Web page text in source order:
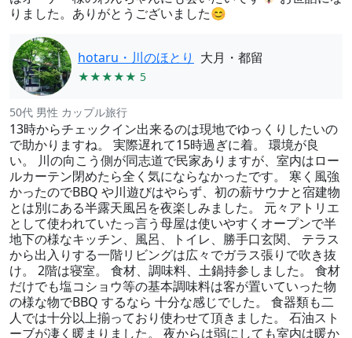
りました。ありがとうございました😊
hotaru・川のほとり 大月・都留
★★★★★ 5
50代 男性 カップル旅行
13時からチェックイン出来るのは現地でゆっくりしたいの
で助かりますね。 実際遅れて15時過ぎに着。 環境が良
い。 川の向こう側が同志道で民家ありますが、室内はロー
ルカーテン閉めたら全く気にならなかったです。 寒く風強
かったのでBBQ や川遊びはやらず、初の薪サウナと宿建物
とは別にある半露天風呂を夜楽しみました。 元々アトリエ
として使われていたっ言う母屋は使いやすくオープンで半
地下の様なキッチン、風呂、トイレ、勝手口玄関、 テラス
から出入りする一階リビングは広々でガラス張りで吹き抜
け。 2階は寝室。 食材、調味料、土鍋持参しました。 食材
だけでも塩コショウ等の基本調味料は客が置いていった物
の様な物でBBQ するなら 十分な感じでした。 食器類も二
人では十分以上揃っており使わせて頂きました。 石油スト
ーブが凄く暖まりました。 夜からは弱にしても室内は暖か